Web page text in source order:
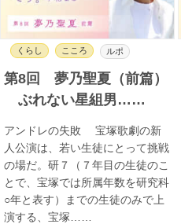
くらし こころ ルポ
第8回 夢乃聖夏（前篇）
ぶれない星組男……
アンドレの失敗 宝塚歌劇の新
人公演は、若い生徒にとって挑戦
の場だ。研７（７年目の生徒のこ
とで、宝塚では所属年数を研究科
○年と表す）までの生徒のみで上
演する、宝塚……